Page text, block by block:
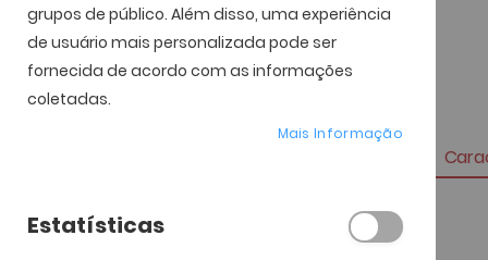
grupos de público. Além disso, uma experiência
de usuário mais personalizada pode ser
fornecida de acordo com as informações
coletadas.
Mais Informação
Estatísticas